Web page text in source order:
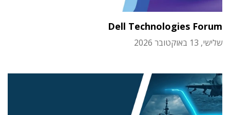
Dell Technologies Forum
שלישי, 13 באוקטובר 2026